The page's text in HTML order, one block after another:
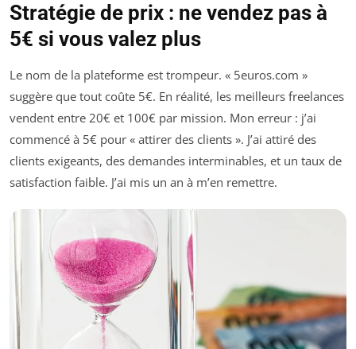
Stratégie de prix : ne vendez pas à
5€ si vous valez plus
Le nom de la plateforme est trompeur. « 5euros.com »
suggère que tout coûte 5€. En réalité, les meilleurs freelances
vendent entre 20€ et 100€ par mission. Mon erreur : j’ai
commencé à 5€ pour « attirer des clients ». J’ai attiré des
clients exigeants, des demandes interminables, et un taux de
satisfaction faible. J’ai mis un an à m’en remettre.